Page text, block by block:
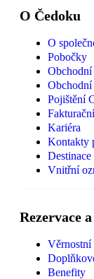
O Čedoku
O
Pobočky
Obchodní
Pojištění
Kariéra
Kontakty
Destinace
Vnitřní
Rezervace
Věrnostní
Benefity